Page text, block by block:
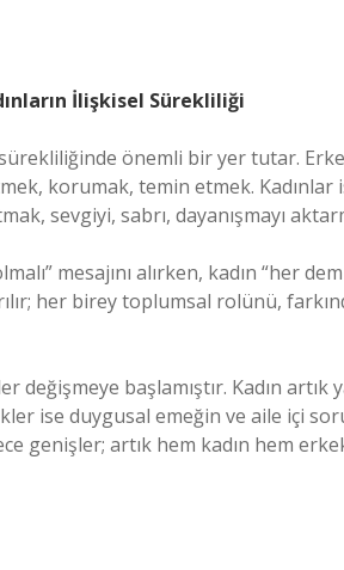
İlişkisel Sürekliliği
önemli bir yer tutar.
korumak, temin etmek. Kadınlar
sevgiyi, sabrı, dayanışmayı
mesajını alırken, kadın “her
her birey toplumsal rolünü,
başlamıştır. Kadın artık
ise duygusal emeğin ve aile içi
genişler; artık hem kadın hem